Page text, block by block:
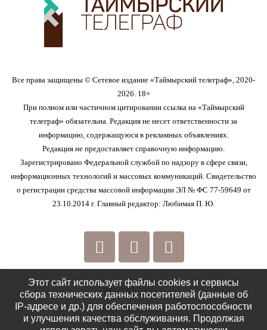
Все права защищены © Сетевое издание «Таймырский телеграф», 2020-
2026. 18+
При полном или частичном цитировании ссылка на «Таймырский
телеграф» обязательна. Редакция не несет ответственности за
информацию, содержащуюся в рекламных объявлениях.
Редакция не предоставляет справочную информацию.
Зарегистрировано Федеральной службой по надзору в сфере связи,
информационных технологий и массовых коммуникаций. Свидетельство
о регистрации средства массовой информации ЭЛ № ФС 77-59649 от
23.10.2014 г. Главный редактор: Любимая П. Ю.
РЕДАКЦИЯ
КОНТАКТЫ
РЕКЛАМА
Этот сайт использует файлы cookies и сервисы
сбора технических данных посетителей (данные об
IP-адресе и др.) для обеспечения работоспособности
и улучшения качества обслуживания. Продолжая